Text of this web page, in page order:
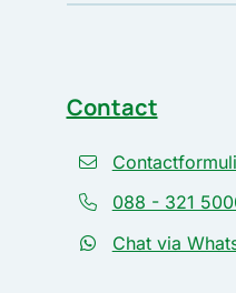
Contact
088 - 321
Chat via